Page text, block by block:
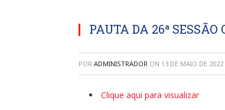
PAUTA DA 26ª
POR ADMINISTRADOR ON 13 DE MAIO DE 2022
Clique aqui para visualizar